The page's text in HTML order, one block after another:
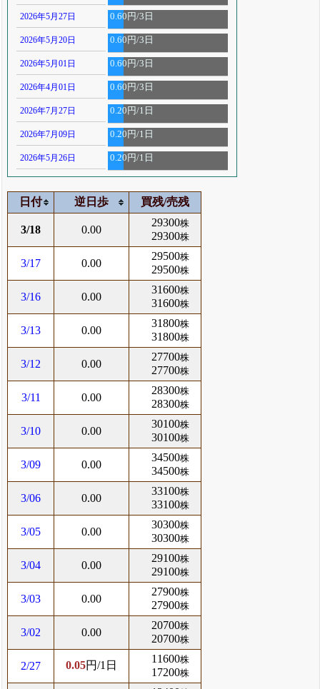
2026年5月27日 0.60円/3日
2026年5月20日 0.60円/3日
2026年5月01日 0.60円/3日
2026年4月01日 0.60円/3日
2026年7月27日 0.20円/1日
2026年7月09日 0.20円/1日
2026年5月26日 0.20円/1日
日付 逆日歩 買残/売残
3/18 0.00
29300株
29300株
3/17 0.00
29500株
29500株
3/16 0.00
31600株
31600株
3/13 0.00
31800株
31800株
3/12 0.00
27700株
27700株
3/11 0.00
28300株
28300株
3/10 0.00
30100株
30100株
3/09 0.00
34500株
34500株
3/06 0.00
33100株
33100株
3/05 0.00
30300株
30300株
3/04 0.00
29100株
29100株
3/03 0.00
27900株
27900株
3/02 0.00
20700株
20700株
2/27 0.05円/1日
11600株
17200株